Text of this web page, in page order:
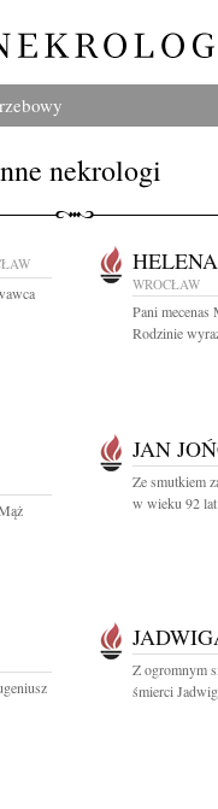
nekrologi
WROCŁAW
Pani mecenas
Rodzinie
JAN
Ze smutkiem
w wieku 92 lat
Z ogromnym
śmierci